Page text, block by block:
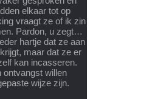
elkaar tot op
vraagt ze of ik zin
Pardon, u zegt…
hartje dat ze aan
maar dat ze er
kan incasseren.
ontvangst willen
wijze zijn.